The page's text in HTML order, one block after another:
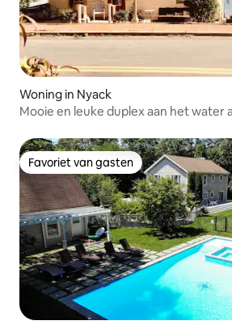
Woning in Nyack
Mooie en leuke duplex aan het water
Favoriet van gasten
Favoriet van gasten